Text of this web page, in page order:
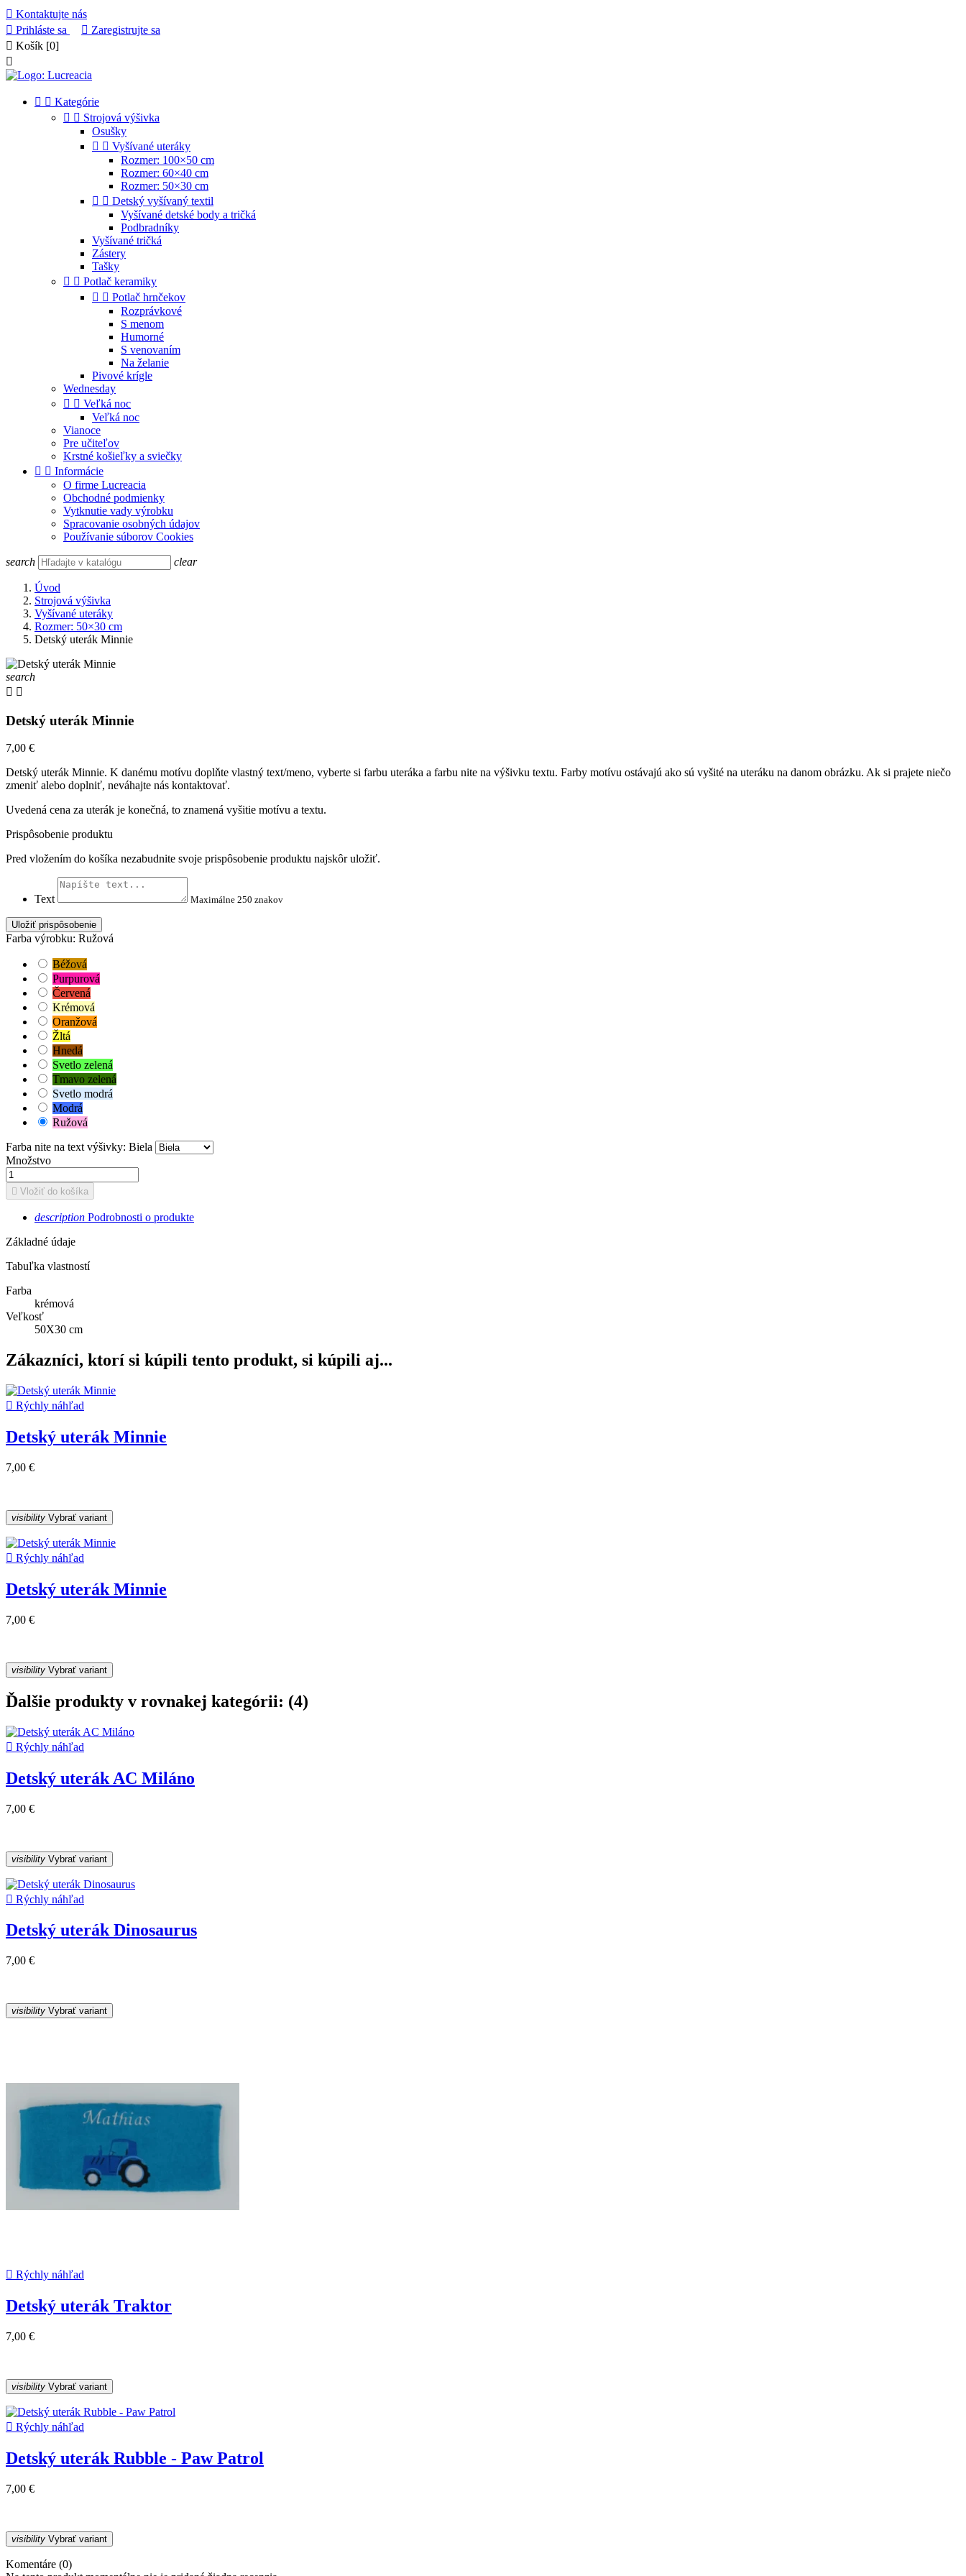
 Kontaktujte nás
 Prihláste sa  Zaregistrujte sa
 Košík [0]

  Kategórie
  Strojová výšivka
Osušky
  Vyšívané uteráky
Rozmer: 100×50 cm
Rozmer: 60×40 cm
Rozmer: 50×30 cm
  Detský vyšívaný textil
Vyšívané detské body a tričká
Podbradníky
Vyšívané tričká
Zástery
Tašky
  Potlač keramiky
  Potlač hrnčekov
Rozprávkové
S menom
Humorné
S venovaním
Na želanie
Pivové krígle
Wednesday
  Veľká noc
Veľká noc
Vianoce
Pre učiteľov
Krstné košieľky a sviečky
  Informácie
O firme Lucreacia
Obchodné podmienky
Vytknutie vady výrobku
Spracovanie osobných údajov
Používanie súborov Cookies
search clear
Úvod
Strojová výšivka
Vyšívané uteráky
Rozmer: 50×30 cm
Detský uterák Minnie
search
 
Detský uterák Minnie
7,00 €
Detský uterák Minnie. K danému motívu doplňte vlastný text/meno, vyberte si farbu uteráka a farbu nite na výšivku textu. Farby motívu ostávajú ako sú vyšité na uteráku na danom obrázku. Ak si prajete niečo
zmeniť alebo doplniť, neváhajte nás kontaktovať.
Uvedená cena za uterák je konečná, to znamená vyšitie motívu a textu.
Prispôsobenie produktu
Pred vložením do košíka nezabudnite svoje prispôsobenie produktu najskôr uložiť.
Text Maximálne 250 znakov
Uložiť prispôsobenie
Farba výrobku: Ružová
Béžová
Purpurová
Červená
Krémová
Oranžová
Žltá
Hnedá
Svetlo zelená
Tmavo zelená
Svetlo modrá
Modrá
Ružová
Farba nite na text výšivky: Biela
Množstvo
 Vložiť do košíka
description Podrobnosti o produkte
Základné údaje
Tabuľka vlastností
Farba
krémová
Veľkosť
50X30 cm
Zákazníci, ktorí si kúpili tento produkt, si kúpili aj...
 Rýchly náhľad
Detský uterák Minnie
7,00 €
visibility Vybrať variant
 Rýchly náhľad
Detský uterák Minnie
7,00 €
visibility Vybrať variant
Ďalšie produkty v rovnakej kategórii: (4)
 Rýchly náhľad
Detský uterák AC Miláno
7,00 €
visibility Vybrať variant
 Rýchly náhľad
Detský uterák Dinosaurus
7,00 €
visibility Vybrať variant
 Rýchly náhľad
Detský uterák Traktor
7,00 €
visibility Vybrať variant
 Rýchly náhľad
Detský uterák Rubble - Paw Patrol
7,00 €
visibility Vybrať variant
Komentáre (0)